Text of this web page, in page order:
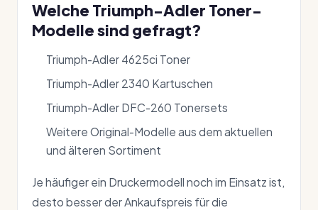
Welche Triumph-Adler Toner-
Modelle sind gefragt?
Triumph-Adler 4625ci Toner
Triumph-Adler 2340 Kartuschen
Triumph-Adler DFC-260 Tonersets
Weitere Original-Modelle aus dem aktuellen
und älteren Sortiment
Je häufiger ein Druckermodell noch im Einsatz ist,
desto besser der Ankaufspreis für die